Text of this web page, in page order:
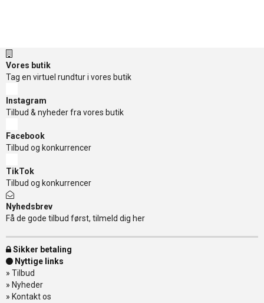
Vores butik
Tag en virtuel rundtur i vores butik
Instagram
Tilbud & nyheder fra vores butik
Facebook
Tilbud og konkurrencer
TikTok
Tilbud og konkurrencer
Nyhedsbrev
Få de gode tilbud først, tilmeld dig her
Sikker betaling
Nyttige links
» Tilbud
» Nyheder
» Kontakt os